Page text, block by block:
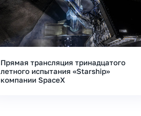
Прямая трансляция тринадцатого
летного испытания «Starship»
компании SpaceX